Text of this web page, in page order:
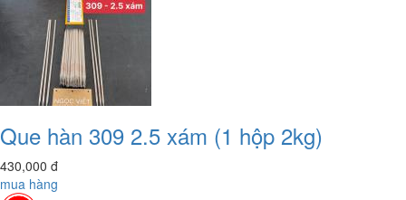
Que hàn 309 2.5 xám (1 hộp 2kg)
430,000 đ
mua hàng